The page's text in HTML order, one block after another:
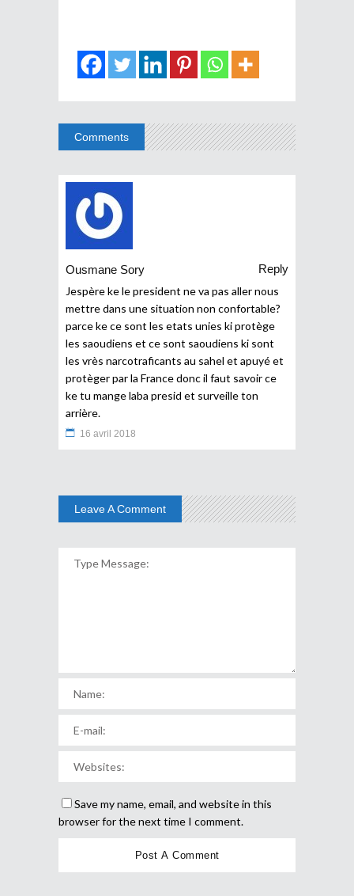
Comments
Ousmane Sory
Reply
Jespère ke le president ne va pas aller nous
mettre dans une situation non confortable?
parce ke ce sont les etats unies ki protège
les saoudiens et ce sont saoudiens ki sont
les vrès narcotraficants au sahel et apuyé et
protèger par la France donc il faut savoir ce
ke tu mange laba presid et surveille ton
arrière.
16 avril 2018
Leave A Comment
Save my name, email, and website in this
browser for the next time I comment.